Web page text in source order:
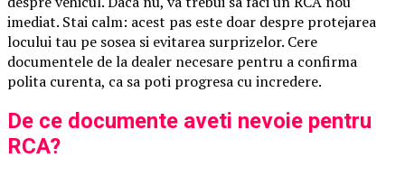
imediat. Stai calm: acest pas este doar despre protejarea
locului tau pe sosea si evitarea surprizelor. Cere
documentele de la dealer necesare pentru a confirma
polita curenta, ca sa poti progresa cu incredere.
De ce documente aveti nevoie pentru
RCA?